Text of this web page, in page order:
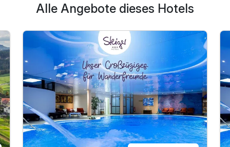
Alle Angebote dieses Hotels